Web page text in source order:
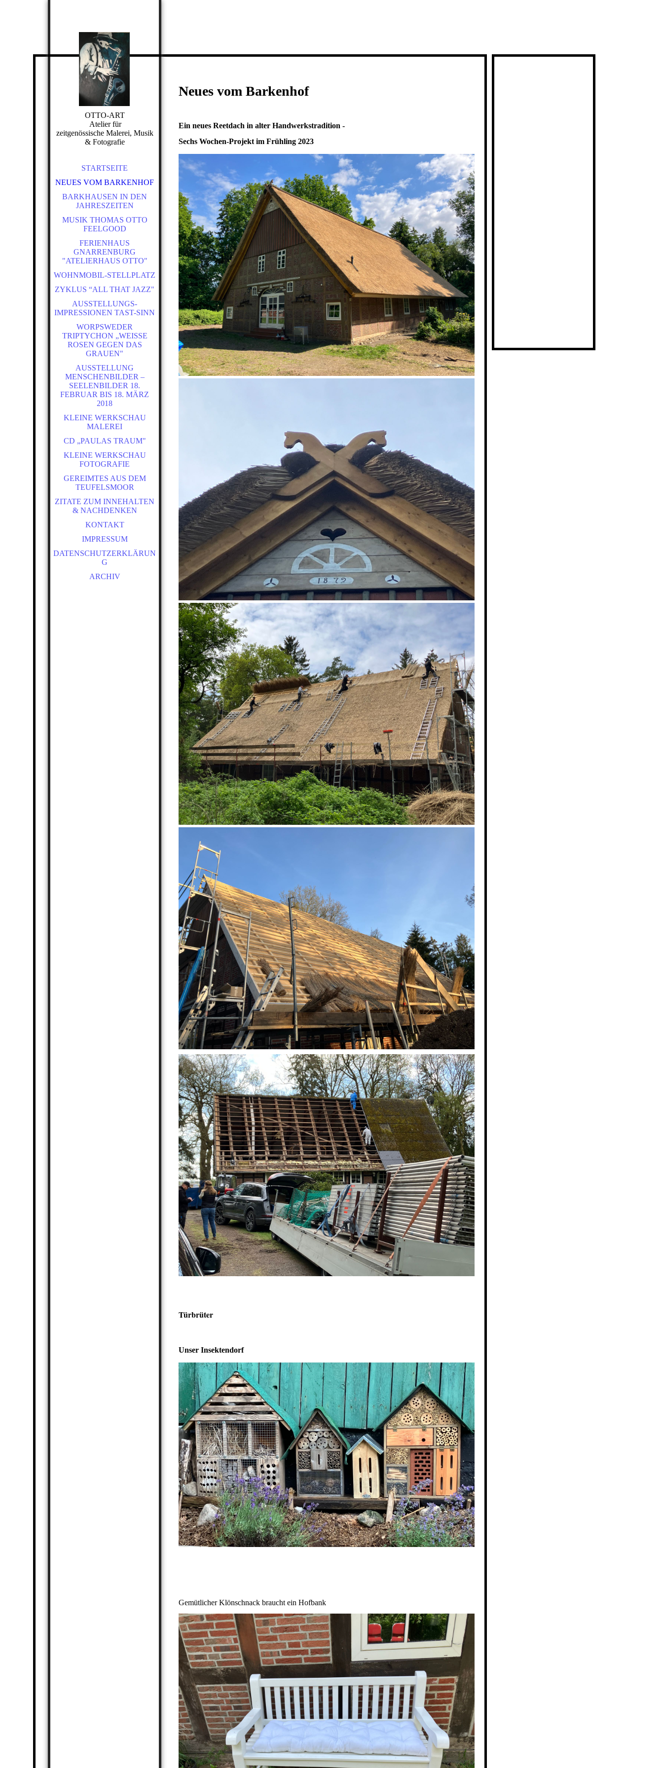
OTTO-ART
Atelier für
zeitgenössische Malerei, Musik
& Fotografie
STARTSEITE
NEUES VOM BARKENHOF
BARKHAUSEN IN DEN
JAHRESZEITEN
MUSIK THOMAS OTTO
FEELGOOD
FERIENHAUS
GNARRENBURG
"ATELIERHAUS OTTO"
WOHNMOBIL-STELLPLATZ
ZYKLUS “ALL THAT JAZZ"
AUSSTELLUNGS-
IMPRESSIONEN TAST-SINN
WORPSWEDER
TRIPTYCHON „WEISSE R
OSEN GEGEN DAS G
RAUEN"
AUSSTELLUNG
MENSCHENBILDER –
SEELENBILDER 18.
FEBRUAR BIS 18. MÄRZ
2018
KLEINE WERKSCHAU
MALEREI
CD „PAULAS TRAUM"
KLEINE WERKSCHAU
FOTOGRAFIE
GEREIMTES AUS DEM
TEUFELSMOOR
ZITATE ZUM INNEHALTEN
& NACHDENKEN
KONTAKT
IMPRESSUM
DATENSCHUTZERKLÄRUN
G
ARCHIV
Neues vom Barkenhof
Ein neues Reetdach in alter Handwerkstradition -
Sechs Wochen-Projekt im Frühling 2023
Türbrüter
Unser Insektendorf
Gemütlicher Klönschnack braucht ein Hofbank